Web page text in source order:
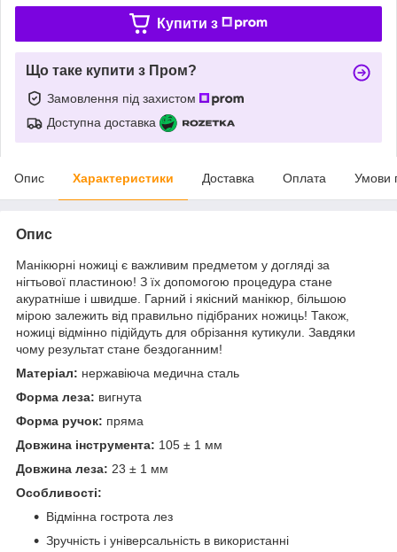
Купити з
Що таке купити з Пром?
Замовлення під захистом
Доступна доставка
Опис Характеристики Доставка Оплата Умови
Опис
Манікюрні ножиці є важливим предметом у догляді за
нігтьової пластиною! З їх допомогою процедура стане
акуратніше і швидше. Гарний і якісний манікюр, більшою
мірою залежить від правильно підібраних ножиць! Також,
ножиці відмінно підійдуть для обрізання кутикули. Завдяки
чому результат стане бездоганним!
Матеріал: нержавіюча медична сталь
Форма леза: вигнута
Форма ручок: пряма
Довжина інструмента: 105 ± 1 мм
Довжина леза: 23 ± 1 мм
Особливості:
Відмінна гострота лез
Зручність і універсальність в використанні